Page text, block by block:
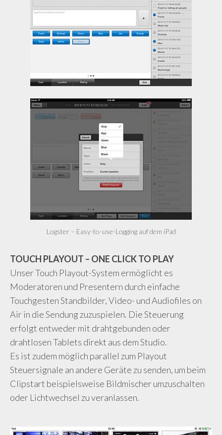
Logster – Easy-to-use-Logging auf dem iPad
TOUCH PLAYOUT – ONE CLICK TO PLAY
Unser Touch Playout-System ermöglicht es
Moderatoren und Presentern durch einfache
Touchgesten Standbilder, Video- und Audiofiles on
Air in die Sendung zuzuspielen. Die Steuerung
erfolgt entweder mit drahtgebunden oder
drahtlosen Tablets direkt aus dem Studio.
Es ist zudem möglich parallel zum Playout
Steuersignale an andere Geräte zu senden, um beim
Clipstart beispielsweise Bildmischer umzuschalten
oder Lichtwechsel zu veranlassen.